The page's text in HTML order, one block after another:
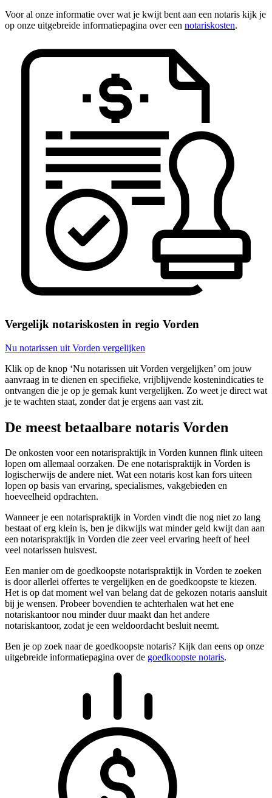
Voor al onze informatie over wat je kwijt bent aan een notaris kijk je
op onze uitgebreide informatiepagina over een notariskosten.
Vergelijk notariskosten in regio Vorden
Nu notarissen uit Vorden vergelijken
Klik op de knop ‘Nu notarissen uit Vorden vergelijken’ om jouw
aanvraag in te dienen en specifieke, vrijblijvende kostenindicaties te
ontvangen die je op je gemak kunt vergelijken. Zo weet je direct wat
je te wachten staat, zonder dat je ergens aan vast zit.
De meest betaalbare notaris Vorden
De onkosten voor een notarispraktijk in Vorden kunnen flink uiteen
lopen om allemaal oorzaken. De ene notarispraktijk in Vorden is
logischerwijs de andere niet. Wat een notaris kost kan fors uiteen
lopen op basis van ervaring, specialismes, vakgebieden en
hoeveelheid opdrachten.
Wanneer je een notarispraktijk in Vorden vindt die nog niet zo lang
bestaat of erg klein is, ben je dikwijls wat minder geld kwijt dan aan
een notarispraktijk in Vorden die zeer veel ervaring heeft of heel
veel notarissen huisvest.
Een manier om de goedkoopste notarispraktijk in Vorden te zoeken
is door allerlei offertes te vergelijken en de goedkoopste te kiezen.
Het is op dat moment wel van belang dat de gekozen notaris aansluit
bij je wensen. Probeer bovendien te achterhalen wat het ene
notariskantoor nou minder duur maakt dan het andere
notariskantoor, zodat je een weldoordacht besluit neemt.
Ben je op zoek naar de goedkoopste notaris? Kijk dan eens op onze
uitgebreide informatiepagina over de goedkoopste notaris.